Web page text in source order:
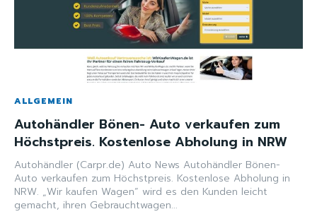
ALLGEMEIN
Autohändler Bönen- Auto verkaufen zum
Höchstpreis. Kostenlose Abholung in NRW
Autohändler (Carpr.de) Auto News Autohändler Bönen-
Auto verkaufen zum Höchstpreis. Kostenlose Abholung in
NRW. „Wir kaufen Wagen“ wird es den Kunden leicht
gemacht, ihren Gebrauchtwagen...